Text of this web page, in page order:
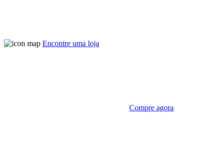
Encontre uma loja
Compre agora